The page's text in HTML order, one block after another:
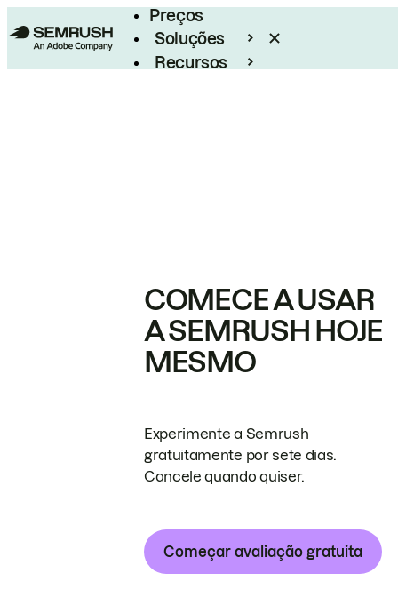
Preços
Soluções
Recursos
COMECE A USAR
A SEMRUSH HOJE
MESMO
Experimente a Semrush
gratuitamente por sete dias.
Cancele quando quiser.
Começar avaliação gratuita